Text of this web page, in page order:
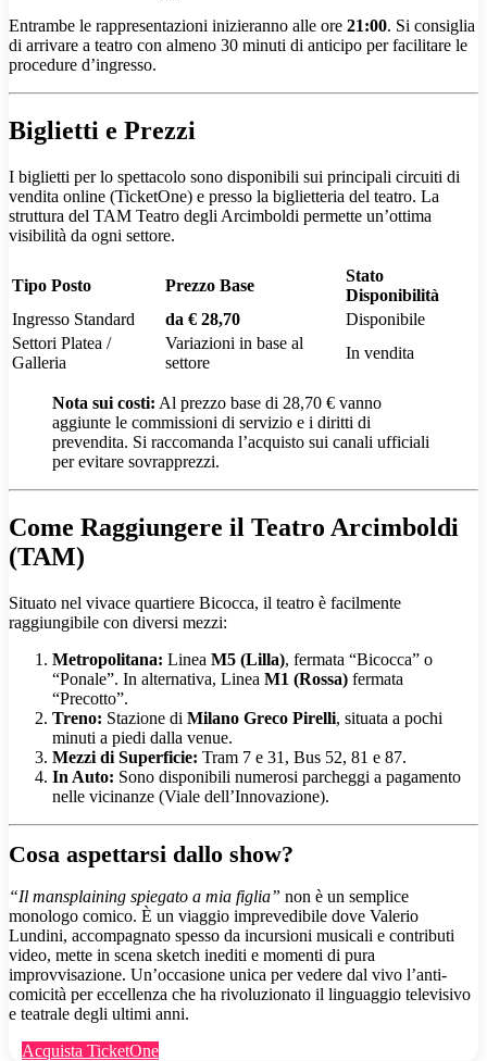
Entrambe le rappresentazioni inizieranno alle ore 21:00. Si consiglia
di arrivare a teatro con almeno 30 minuti di anticipo per facilitare le
procedure d’ingresso.
Biglietti e Prezzi
I biglietti per lo spettacolo sono disponibili sui principali circuiti di
vendita online (TicketOne) e presso la biglietteria del teatro. La
struttura del TAM Teatro degli Arcimboldi permette un’ottima
visibilità da ogni settore.
Tipo Posto Prezzo Base
Stato
Disponibilità
Ingresso Standard
da € 28,70
Disponibile
Settori Platea /
Galleria
Variazioni in base al
settore
In vendita
Nota sui costi: Al prezzo base di 28,70 € vanno
aggiunte le commissioni di servizio e i diritti di
prevendita. Si raccomanda l’acquisto sui canali ufficiali
per evitare sovrapprezzi.
Come Raggiungere il Teatro Arcimboldi
(TAM)
Situato nel vivace quartiere Bicocca, il teatro è facilmente
raggiungibile con diversi mezzi:
Metropolitana: Linea M5 (Lilla), fermata “Bicocca” o
“Ponale”. In alternativa, Linea M1 (Rossa) fermata
“Precotto”.
Treno: Stazione di Milano Greco Pirelli, situata a pochi
minuti a piedi dalla venue.
Mezzi di Superficie: Tram 7 e 31, Bus 52, 81 e 87.
In Auto: Sono disponibili numerosi parcheggi a pagamento
nelle vicinanze (Viale dell’Innovazione).
Cosa aspettarsi dallo show?
“Il mansplaining spiegato a mia figlia” non è un semplice
monologo comico. È un viaggio imprevedibile dove Valerio
Lundini, accompagnato spesso da incursioni musicali e contributi
video, mette in scena sketch inediti e momenti di pura
improvvisazione. Un’occasione unica per vedere dal vivo l’anti-
comicità per eccellenza che ha rivoluzionato il linguaggio televisivo
e teatrale degli ultimi anni.
Acquista TicketOne